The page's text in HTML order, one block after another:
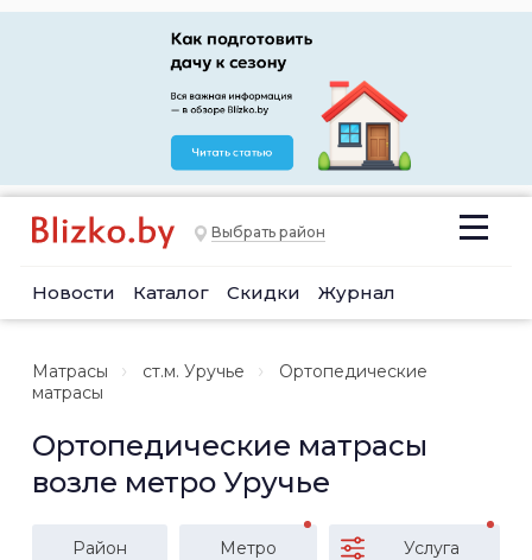
Выбрать район
Новости Каталог Скидки Журнал
Матрасы ст.м. Уручье
Ортопедические
матрасы
Ортопедические матрасы
возле метро Уручье
Район Метро Услуга